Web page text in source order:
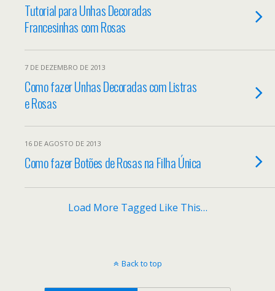
Tutorial para Unhas Decoradas
Francesinhas com Rosas
7 DE DEZEMBRO DE 2013
Como fazer Unhas Decoradas com Listras
e Rosas
16 DE AGOSTO DE 2013
Como fazer Botões de Rosas na Filha Única
Load More Tagged Like This…
Back to top